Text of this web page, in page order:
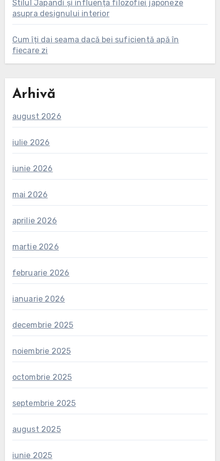
Stilul Japandi și influența filozofiei japoneze
asupra designului interior
Cum îți dai seama dacă bei suficientă apă în
fiecare zi
Arhivă
august 2026
iulie 2026
iunie 2026
mai 2026
aprilie 2026
martie 2026
februarie 2026
ianuarie 2026
decembrie 2025
noiembrie 2025
octombrie 2025
septembrie 2025
august 2025
iunie 2025